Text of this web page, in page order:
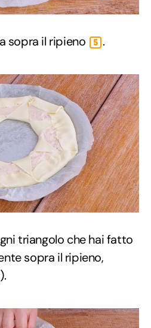
sopra il ripieno 5 .
triangolo che hai fatto
sopra il ripieno,